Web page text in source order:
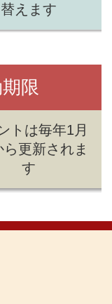
替えます
限
トは毎年1月
ら更新されま
す